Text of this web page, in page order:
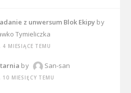
z unwersum Blok Ekipyby
Tymieliczka
MIESIĄCE TEMU
by San-san
MIESIĘCY TEMU